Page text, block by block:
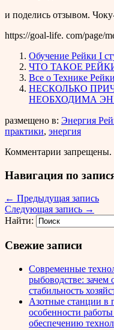
и поделись отзывом.
https://goal-life. com/page/
Обучение Рейки I
ЧТО ТАКОЕ
Все о Технике Рейки
НЕСКОЛЬКО
НЕОБХОДИМА
размещено в: Энергия
практики, энергия
Комментарии запрещены.
Навигация по
← Предыдущая запись
Следующая запись →
Найти:
Свежие записи
Современные
рыбоводстве:
стабильность
Азотные станции в
особенности
обеспечению